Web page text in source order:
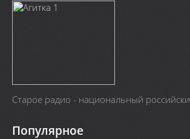
Старое радио - национальный
Популярное